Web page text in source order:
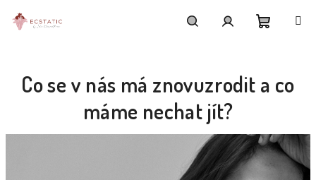
obsah
košík
Co se v nás má znovuzrodit a co
máme nechat jít?